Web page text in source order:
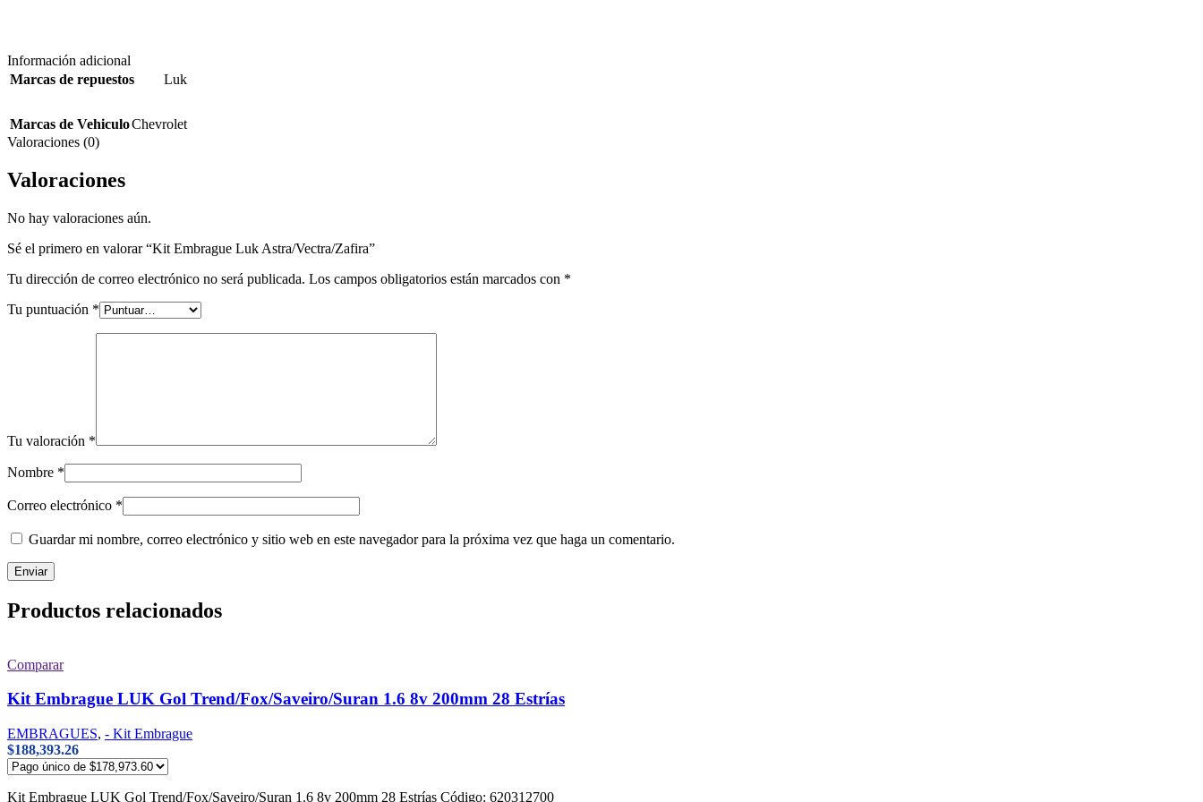
Información adicional
Marcas de repuestos
Luk
Marcas de VehiculoChevrolet
Valoraciones (0)
Valoraciones
No hay valoraciones aún.
Sé el primero en valorar “Kit Embrague Luk Astra/Vectra/Zafira”
Tu dirección de correo electrónico no será publicada. Los campos obligatorios están marcados con *
Tu puntuación *
Tu valoración *
Nombre *
Correo electrónico *
Guardar mi nombre, correo electrónico y sitio web en este navegador para la próxima vez que haga un comentario.
Productos relacionados
Comparar
Kit Embrague LUK Gol Trend/Fox/Saveiro/Suran 1.6 8v 200mm 28 Estrías
EMBRAGUES, - Kit Embrague
$188,393.26
Kit Embrague LUK Gol Trend/Fox/Saveiro/Suran 1.6 8v 200mm 28 Estrías Código: 620312700